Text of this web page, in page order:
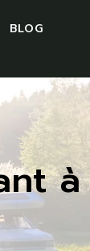
BLOG
à